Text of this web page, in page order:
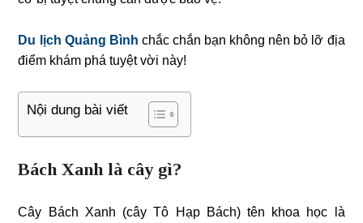
Du lịch Quảng Bình chắc chắn bạn không nên bỏ lỡ địa
điểm khám phá tuyệt vời này!
Nội dung bài viết
Bách Xanh là cây gì?
Cây Bách Xanh (cây Tô Hạp Bách) tên khoa học là